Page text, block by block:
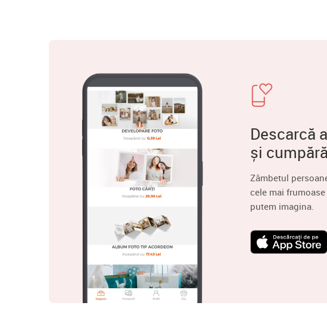
Descarcă
și
Zâmbetul
cele mai
putem imagina.